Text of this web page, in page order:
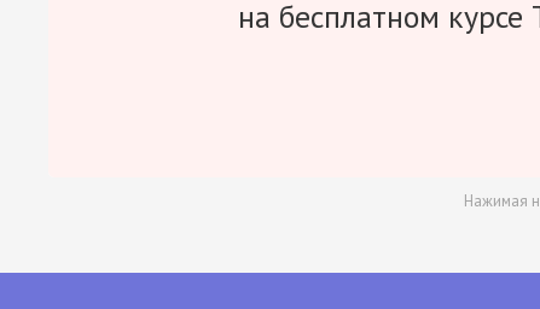
на бесплатном курсе
Нажимая